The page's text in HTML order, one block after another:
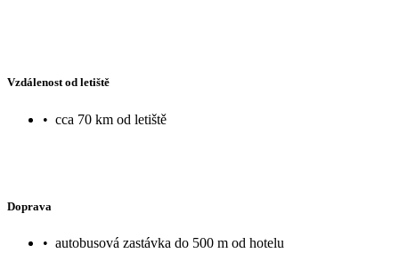
Vzdálenost od letiště
• cca 70 km od letiště
Doprava
• autobusová zastávka do 500 m od hotelu